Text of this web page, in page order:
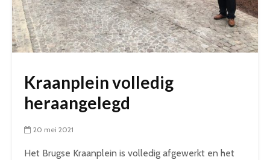
Kraanplein volledig
heraangelegd
20 mei 2021
Het Brugse Kraanplein is volledig afgewerkt en het